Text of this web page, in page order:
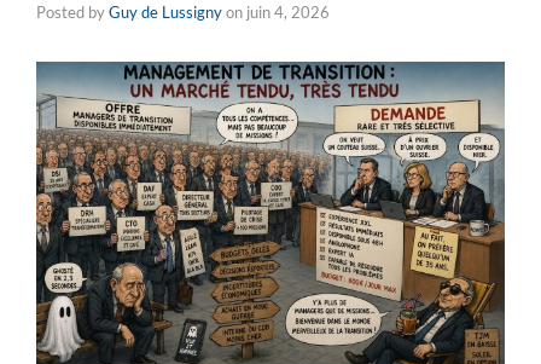
Posted byGuy de Lussignyon juin 4, 2026